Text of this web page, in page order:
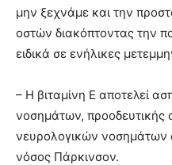
μην ξεχνάμε και την
οστών διακόπτοντας την
ειδικά σε ενήλικες
– Η βιταμίνη Ε αποτελεί
νοσημάτων, προοδευτικής
νευρολογικών νοσημάτων
νόσος Πάρκινσον.